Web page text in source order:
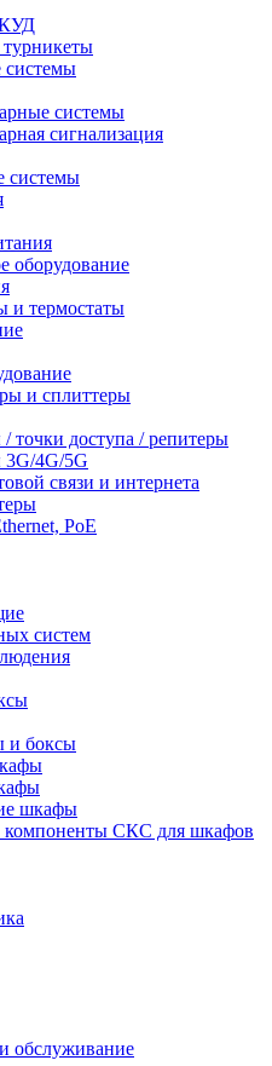
системы
сигнализация
системы
оборудование
и термостаты
и сплиттеры
точки доступа / репитеры
3G/4G/5G
связи и интернета
PoE
систем
боксы
шкафы
компоненты СКС для шкафов
обслуживание